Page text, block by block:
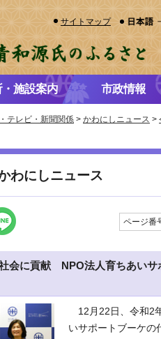
サイトマップ
施設案内 市政情報
テレビ・新聞関係 > かわにしニュース >
わにしニュース
ページ番
会に貢献 NPO法人育ちあいサ
12月22日、令和2
いサポートブーケの